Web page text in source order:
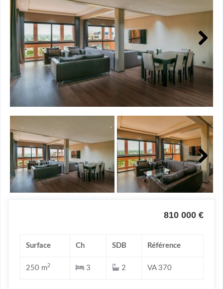
Next
Next
810 000 €
Surface Ch SDB Référence
250 m2 3 2 VA 370